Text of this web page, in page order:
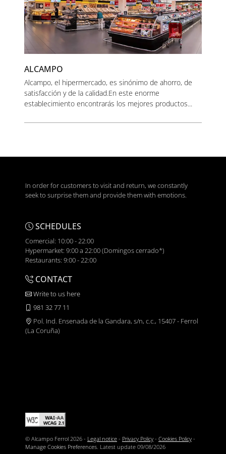
ALCAMPO
Alcampo, el hipermercado, es sinónimo de ahorro, de
satisfacción y de la calidad.En este enorme
establecimiento encontrarás los mejores productos...
In order for customers to visit and return, we constantly
seek to surprise them and provide them with emotions.
SCHEDULES
Comercial: 10:00 - 22:00
Hypermarket: 9:00 a 22:00 (Domingos cerrado*)
Restaurants: 9:00 - 22:00
CONTACT
Write to us here
981 32 77 11
Pol. Ind. Ensenada de la Gandara, s/n, c.c., 15407 - Ferrol
(La Coruña)
© Alcampo Ferrol 2026 - Legal notice - Privacy Policy - Cookies Policy -
Manage Cookies Preferences. Latest update 09/08/2026